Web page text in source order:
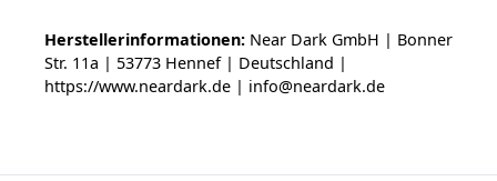
Herstellerinformationen: Near Dark GmbH | Bonner
Str. 11a | 53773 Hennef | Deutschland |
https://www.neardark.de | info@neardark.de